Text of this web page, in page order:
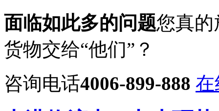
面临如此多的问题您真
货物交给“他们”？
咨询电话4006-899-888 在